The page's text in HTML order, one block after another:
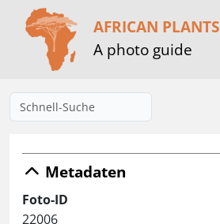
AFRICAN PLANTS
A photo guide
Metadaten
Foto-ID
22006